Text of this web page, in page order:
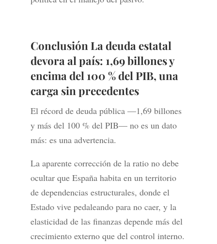
Conclusión La deuda estatal
devora al país: 1,69 billones y
encima del 100 % del PIB, una
carga sin precedentes
El récord de deuda pública —1,69 billones
y más del 100 % del PIB— no es un dato
más: es una advertencia.
La aparente corrección de la ratio no debe
ocultar que España habita en un territorio
de dependencias estructurales, donde el
Estado vive pedaleando para no caer, y la
elasticidad de las finanzas depende más del
crecimiento externo que del control interno.